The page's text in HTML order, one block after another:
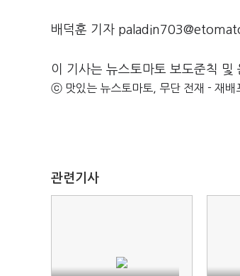
배덕훈 기자
이 기사는 뉴스토마토 보도준칙 및
ⓒ 맛있는 뉴스토마토, 무단 전재 - 재배
관련기사